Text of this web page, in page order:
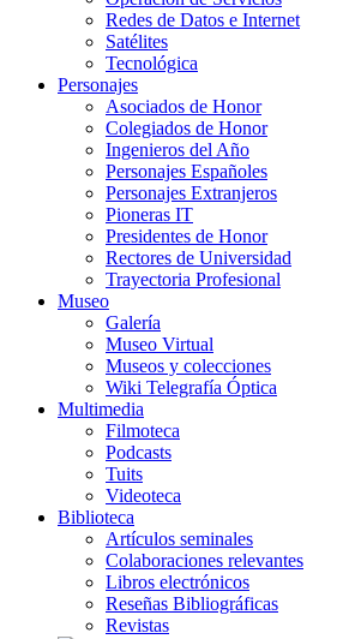
Redes de Datos e Internet
Satélites
Tecnológica
Personajes
Asociados de Honor
Colegiados de Honor
Ingenieros del Año
Personajes Españoles
Personajes Extranjeros
Pioneras IT
Presidentes de Honor
Rectores de Universidad
Trayectoria Profesional
Museo
Galería
Museo Virtual
Museos y colecciones
Wiki Telegrafía Óptica
Multimedia
Filmoteca
Podcasts
Tuits
Videoteca
Biblioteca
Artículos seminales
Colaboraciones relevantes
Libros electrónicos
Reseñas Bibliográficas
Revistas